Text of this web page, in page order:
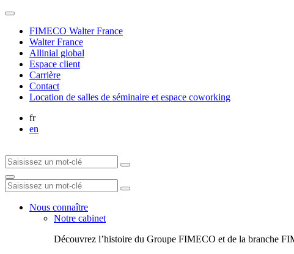
FIMECO Walter France
Walter France
Allinial global
Espace client
Carrière
Contact
Location de salles de séminaire et espace coworking
fr
en
Nous connaître
Notre cabinet
Découvrez l’histoire du Groupe FIMECO et de la branche